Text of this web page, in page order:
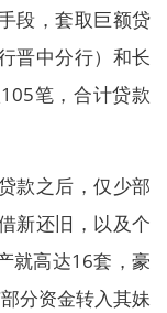
段，套取巨额贷
晋中分行）和长
笔，合计贷款
款之后，仅少部
新还旧，以及个
就高达16套，豪
分资金转入其妹